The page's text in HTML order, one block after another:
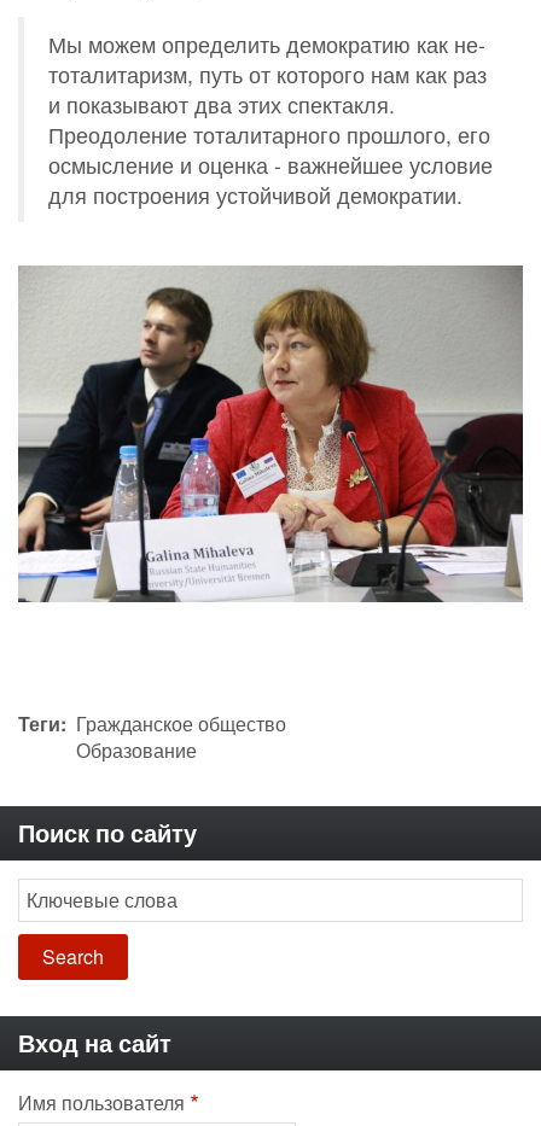
Мы можем определить демократию как не-
тоталитаризм, путь от которого нам как раз
и показывают два этих спектакля.
Преодоление тоталитарного прошлого, его
осмысление и оценка - важнейшее условие
для построения устойчивой демократии.
Теги
Гражданское общество
Образование
Поиск по сайту
Search
Вход на сайт
Имя пользователя